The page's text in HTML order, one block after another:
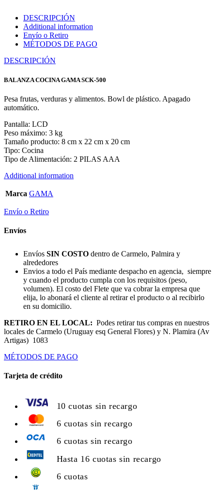
DESCRIPCIÓN
Additional information
Envío o Retiro
MÉTODOS DE PAGO
DESCRIPCIÓN
BALANZA COCINA GAMA SCK-500
Pesa frutas, verduras y alimentos. Bowl de plástico. Apagado
automático.
Pantalla: LCD
Peso máximo: 3 kg
Tamaño producto: 8 cm x 22 cm x 20 cm
Tipo: Cocina
Tipo de Alimentación: 2 PILAS AAA
Additional information
Marca GAMA
Envío o Retiro
Envíos
Envíos SIN COSTO dentro de Carmelo, Palmira y
alrededores
Envios a todo el País mediante despacho en agencia, siempre
y cuando el producto cumpla con los requisitos (peso,
volumen). El costo del Flete que va cobrar la empresa que
elija, lo abonará el cliente al retirar el producto o al recibirlo
en su domicilio.
RETIRO EN EL LOCAL: Podes retirar tus compras en nuestros
locales de Carmelo (Uruguay esq General Flores) y N. Plamira (Av
Artigas) 1083
MÉTODOS DE PAGO
Tarjeta de crédito
10 cuotas sin recargo
6 cuotas sin recargo
6 cuotas sin recargo
Hasta 16 cuotas sin recargo
6 cuotas